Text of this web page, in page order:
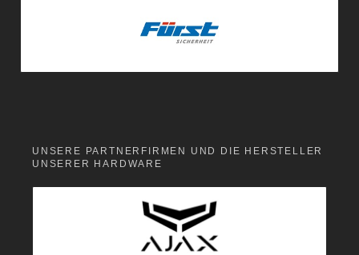
UNSERE PARTNERFIRMEN UND DIE HERSTELLER
UNSERER HARDWARE